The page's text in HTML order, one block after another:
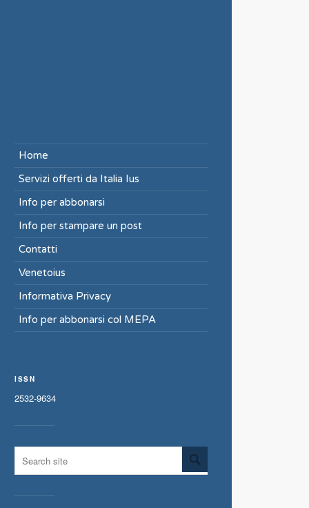
Home
Servizi offerti da Italia Ius
Info per abbonarsi
Info per stampare un post
Contatti
Venetoius
Informativa Privacy
Info per abbonarsi col MEPA
ISSN
2532-9634